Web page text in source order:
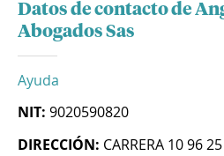
Datos de contacto de
Abogados Sas
Ayuda
NIT: 9020590820
DIRECCIÓN: CARRERA 10 96